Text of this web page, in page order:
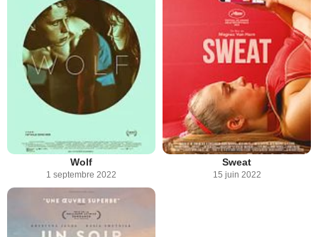
Wolf
1 septembre 2022
Sweat
15 juin 2022